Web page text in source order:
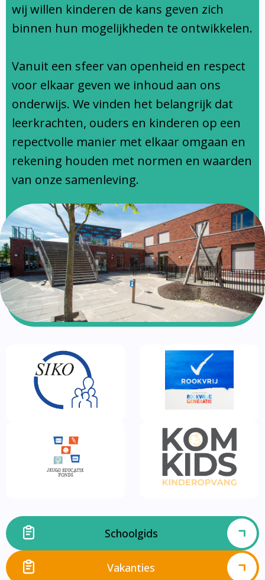
Ondersteuningsprofiel
wij willen kinderen de kans geven zich
binnen hun mogelijkheden te ontwikkelen.
Vanuit een sfeer van openheid en respect
voor elkaar geven we inhoud aan ons
onderwijs. We vinden het belangrijk dat
leerkrachten, ouders en kinderen op een
repectvolle manier met elkaar omgaan en
rekening houden met normen en waarden
van onze samenleving.
Schoolgids
Vakanties